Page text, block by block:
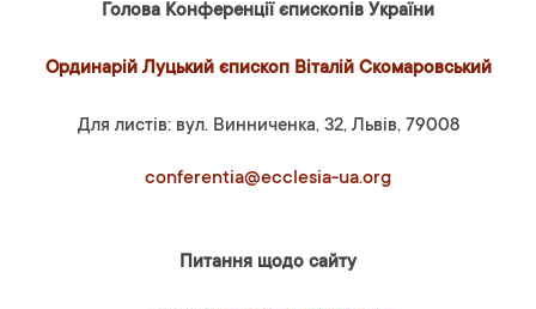
Голова Конференції єпископів України
Ординарій Луцький єпископ Віталій Скомаровський
Для листів: вул. Винниченка, 32, Львів, 79008
conferentia@ecclesia-ua.org
Питання щодо сайту